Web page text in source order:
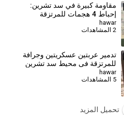
مقاومة كبيرة في سد تشرين:
إحباط 4 هجمات للمرتزقة
hawar
2 المشاهدات
تدمير عربتين عسكريتين وجرافة
للمرتزقة في محيط سد تشرين
hawar
5 المشاهدات
تحميل المزيد